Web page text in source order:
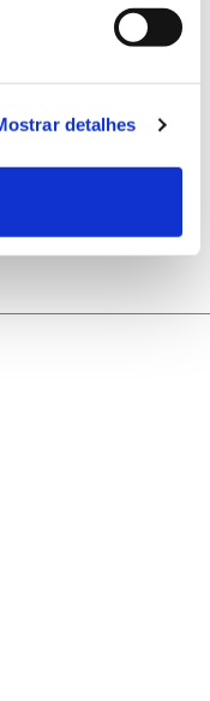
detalhes
voluntários